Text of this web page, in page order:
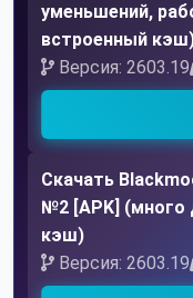
уменьшений,
встроенный
Версия: 2603.19
Скачать
№2 [APK] (много
кэш)
Версия: 2603.19